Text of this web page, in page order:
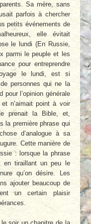
Sa mère, sans
parfois à chercher
petits événements de
elle évitait
le lundi (En Russie,
parmi le peuple et les
pour entreprendre
le lundi, est si
personnes qui ne la
pour l’opinion générale
n’aimait point à voir
prenait la Bible, et,
la première phrase qui
d’analogue à sa
Cette manière de
: lorsque la phrase
en tiraillant un peu le
qu’on désire. Les
ajouter beaucoup de
un certain plaisir